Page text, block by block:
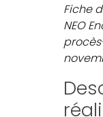
Fiche
NEO